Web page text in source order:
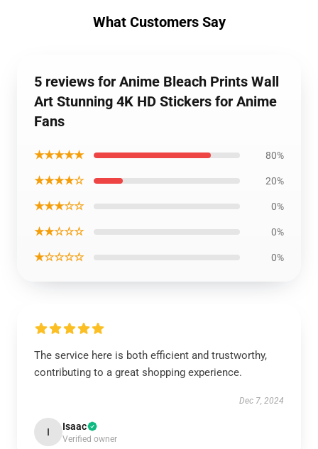
What Customers Say
5 reviews for Anime Bleach Prints Wall
Art Stunning 4K HD Stickers for Anime
Fans
★★★★★ 80%
★★★★☆ 20%
★★★☆☆ 0%
★★☆☆☆ 0%
★☆☆☆☆ 0%
The service here is both efficient and trustworthy,
contributing to a great shopping experience.
Dec 7, 2024
I Isaac
Verified owner